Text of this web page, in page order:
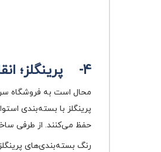
4- پرینگلز؛
محال است به فروشگاه سر
پرینگلز با بسته‌بندی
حفظ می‌کنند. از طرفی
رنگ بسته‌بندی‌های